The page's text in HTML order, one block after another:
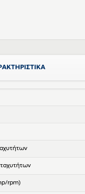
ταχυτήτων
rpm)